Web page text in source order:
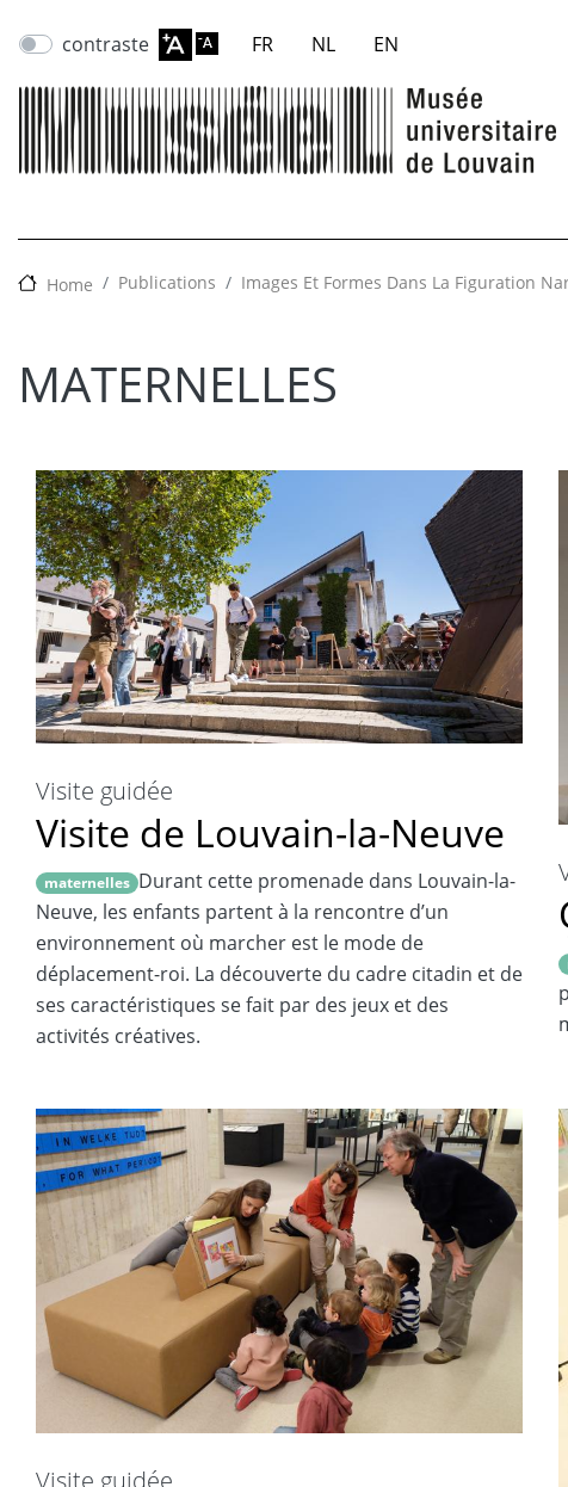
contraste FR NL EN
Home Publications Images Et Formes Dans La Figuration
MATERNELLES
Visite guidée
Visite de Louvain-la-Neuve
maternelles Durant cette promenade dans Louvain-la-
Neuve, les enfants partent à la rencontre d’un
environnement où marcher est le mode de
déplacement-roi. La découverte du cadre citadin et de
ses caractéristiques se fait par des jeux et des
activités créatives.
Visite guidée